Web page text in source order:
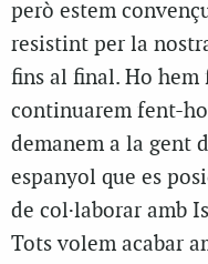
però estem
resistint per la
fins al final. Ho hem
continuarem fent-
demanem a la gent
espanyol que es
de col·laborar amb
Tots volem acabar